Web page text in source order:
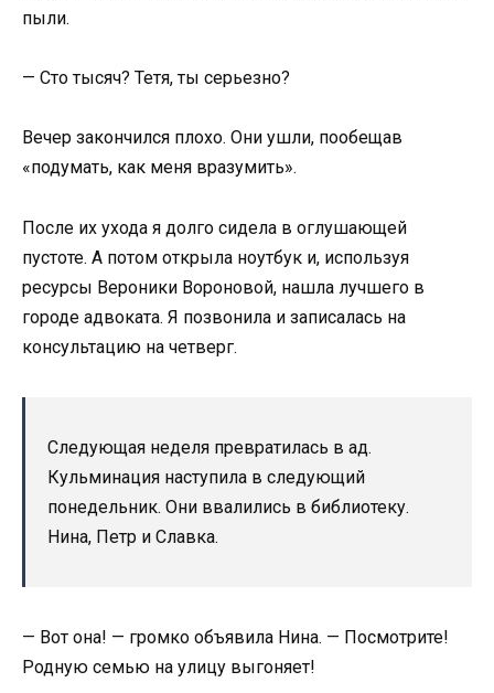
пыли.
— Сто тысяч? Тетя, ты серьезно?
Вечер закончился плохо. Они ушли, пообещав
«подумать, как меня вразумить».
После их ухода я долго сидела в оглушающей
пустоте. А потом открыла ноутбук и, используя
ресурсы Вероники Вороновой, нашла лучшего в
городе адвоката. Я позвонила и записалась на
консультацию на четверг.
Следующая неделя превратилась в ад.
Кульминация наступила в следующий
понедельник. Они ввалились в библиотеку.
Нина, Петр и Славка.
— Вот она! — громко объявила Нина. — Посмотрите!
Родную семью на улицу выгоняет!